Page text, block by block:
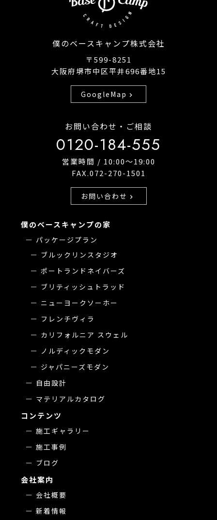
僕のベースキャンプ株式会社
〒599-8251
大阪府堺市中区平井696番地15
GoogleMap chevron_right
お問い合わせ・ご相談
0120-184-555
営業時間 / 10:00〜19:00
FAX.072-270-1501
お問い合わせ chevron_right
僕のベースキャンプの家
パッケージプラン
ブルックリンスタジオ
ポートランドネイバーズ
ブリティッシュトラッド
ニューヨークソーホー
フレンチヴィラ
カリフォルニア スウェル
ノルディックモダン
ジャパニーズモダン
自由設計
マテリアルカタログ
コンテンツ
施工ギャラリー
施工事例
ブログ
会社案内
会社概要
新着情報